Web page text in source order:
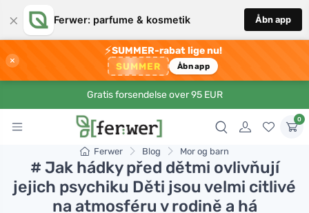
× Ferwer: parfume & kosmetik Åbn app
×
⚡SUMMER-rabat lige nu!
SUMMER Åbn app
Gratis forsendelse over 95 EUR
0
Ferwer Blog Mor og barn
# Jak hádky před dětmi ovlivňují
jejich psychiku Děti jsou velmi citlivé
na atmosféru v rodině a há